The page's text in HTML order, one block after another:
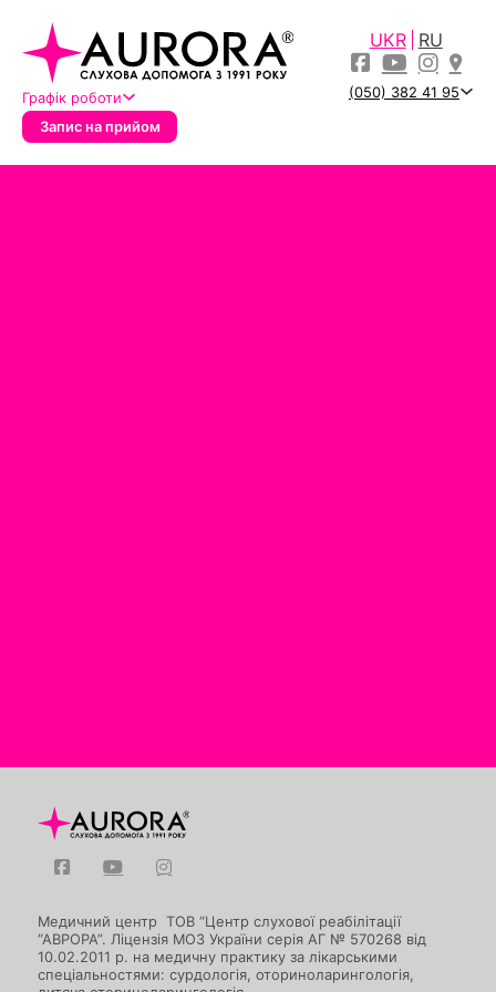
UKR RU
Графік роботи
(050) 382 41 95
Запис на прийом
Медичний центр ТОВ “Центр слухової реабілітації
“АВРОРА”. Ліцензія МОЗ України серія АГ № 570268 від
10.02.2011 р. на медичну практику за лікарськими
спеціальностями: сурдологія, оториноларингологія,